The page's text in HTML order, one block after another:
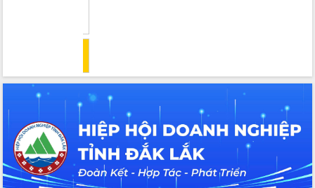
tỉnh thông qua hiện đại hóa hành chính
chuyển đổi số
Phó Chủ tịch Thường trực UBND tỉnh
Hồ Thị Nguyên Thảo làm việc tại Trung
tâm Phục vụ hành chính công xã Ea
Phê
Xây dựng nền hành chính số đồng
hành cùng nông dân dân, doanh nghiệp
Giai đoạn 2026-2030, Đắk Lắk phấn